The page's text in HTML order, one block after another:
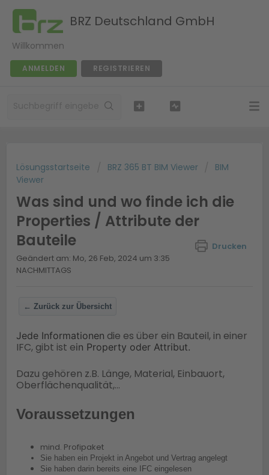
BRZ Deutschland GmbH
Willkommen
ANMELDEN REGISTRIEREN
Lösungsstartseite BRZ 365 BT BIM Viewer
BIM
Viewer
Was sind und wo finde ich die
Properties / Attribute der
Bauteile
Drucken
Geändert am: Mo, 26 Feb, 2024 um 3:35
NACHMITTAGS
← Zurück zur Übersicht
Jede Informationen die es über ein Bauteil, in einer
IFC, gibt ist ein Property oder Attribut.
Dazu gehören z.B. Länge, Material, Einbauort,
Oberflächenqualität,...
Voraussetzungen
mind. Profipaket
Sie haben ein Projekt in Angebot und Vertrag angelegt
Sie haben darin bereits eine IFC eingelesen